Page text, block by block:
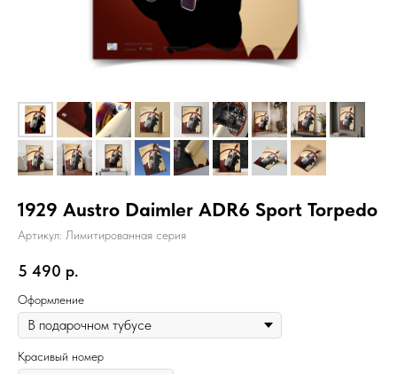
1929 Austro Daimler ADR6 Sport Torpedo
Артикул: Лимитированная серия
5 490 р.
Оформление
Красивый номер